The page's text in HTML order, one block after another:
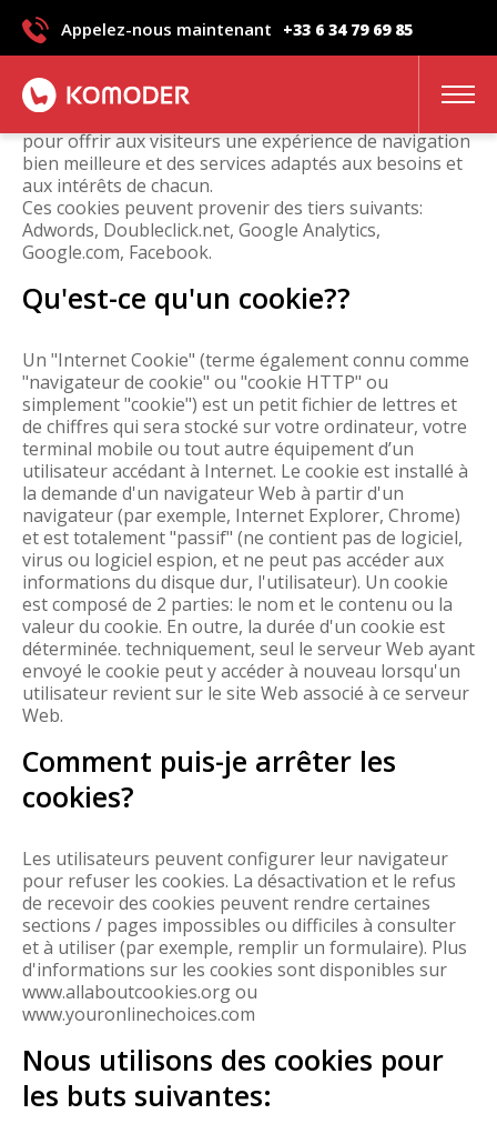
Appelez-nous maintenant +33 6 34 79 69 85
Ce site utilise des cookies. Termes
RGPD - Komoder.be
Ce site utilise des cookies. Si vous choisissez de
continuer à utiliser notre site Web, vous acceptez
l'utilisation de nos cookies. Ce site utilise des cookies
pour offrir aux visiteurs une expérience de navigation
bien meilleure et des services adaptés aux besoins et
aux intérêts de chacun.
Ces cookies peuvent provenir des tiers suivants:
Adwords, Doubleclick.net, Google Analytics,
Google.com, Facebook.
Qu'est-ce qu'un cookie??
Un "Internet Cookie" (terme également connu comme
"navigateur de cookie" ou "cookie HTTP" ou
simplement "cookie") est un petit fichier de lettres et
de chiffres qui sera stocké sur votre ordinateur, votre
terminal mobile ou tout autre équipement d’un
utilisateur accédant à Internet. Le cookie est installé à
la demande d'un navigateur Web à partir d'un
navigateur (par exemple, Internet Explorer, Chrome)
et est totalement "passif" (ne contient pas de logiciel,
virus ou logiciel espion, et ne peut pas accéder aux
informations du disque dur, l'utilisateur). Un cookie
est composé de 2 parties: le nom et le contenu ou la
valeur du cookie. En outre, la durée d'un cookie est
déterminée. techniquement, seul le serveur Web ayant
envoyé le cookie peut y accéder à nouveau lorsqu'un
utilisateur revient sur le site Web associé à ce serveur
Web.
Comment puis-je arrêter les
cookies?
Les utilisateurs peuvent configurer leur navigateur
pour refuser les cookies. La désactivation et le refus
de recevoir des cookies peuvent rendre certaines
sections / pages impossibles ou difficiles à consulter
et à utiliser (par exemple, remplir un formulaire). Plus
d'informations sur les cookies sont disponibles sur
www.allaboutcookies.org ou
www.youronlinechoices.com
Nous utilisons des cookies pour
les buts suivantes: